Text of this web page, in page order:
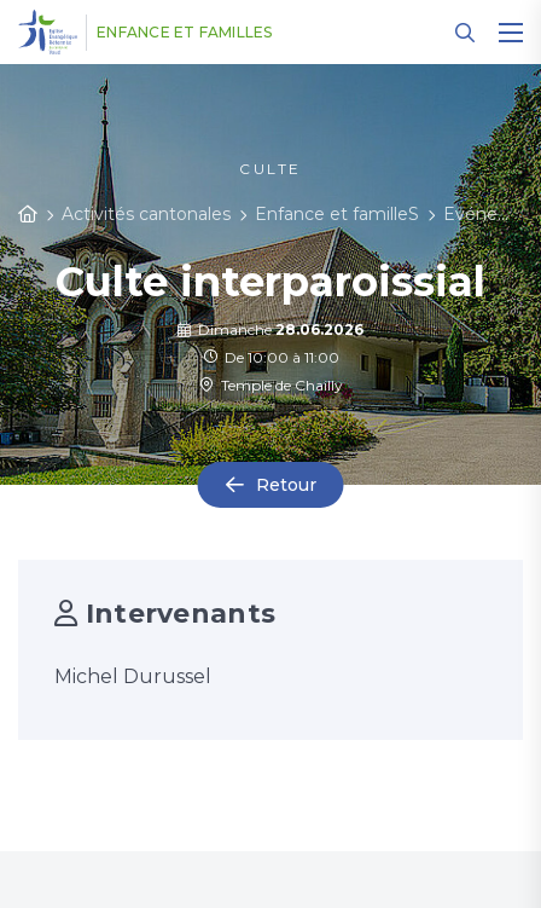
ENFANCE ET FAMILLES
CULTE
Activités cantonales Enfance et familleS Evénements
Culte interparoissial
Dimanche28.06.2026
De 10:00 à 11:00
Temple de Chailly
Retour
Intervenants
Michel Durussel
Panneau de gestion des cookies